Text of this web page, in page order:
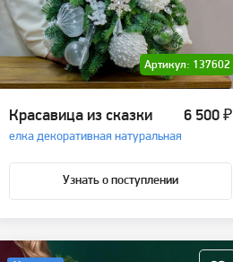
Артикул: 137602
Красавица из сказки
елка декоративная натуральная
6 500 ₽
Узнать о поступлении